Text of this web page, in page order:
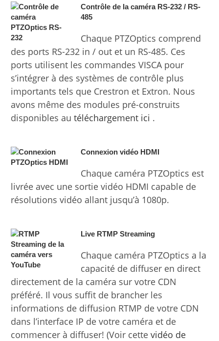
Contrôle de la caméra RS-232 / RS-
485
Chaque PTZOptics comprend
des ports RS-232 in / out et un RS-485. Ces
ports utilisent les commandes VISCA pour
s’intégrer à des systèmes de contrôle plus
importants tels que Crestron et Extron. Nous
avons même des modules pré-construits
disponibles autéléchargement ici .
Connexion vidéo HDMI
Chaque caméra PTZOptics est
livrée avec une sortie vidéo HDMI capable de
résolutions vidéo allant jusqu’à 1080p.
Live RTMP Streaming
Chaque caméra PTZOptics a la
capacité de diffuser en direct
directement de la caméra sur votre CDN
préféré. Il vous suffit de brancher les
informations de diffusion RTMP de votre CDN
dans l’interface IP de votre caméra et de
commencer à diffuser! (Voir cettevidéo de